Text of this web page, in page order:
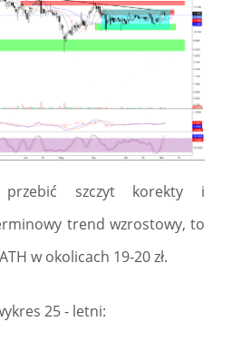
szczyt korekty i
trend wzrostowy, to
w okolicach 19-20 zł.
25 - letni: